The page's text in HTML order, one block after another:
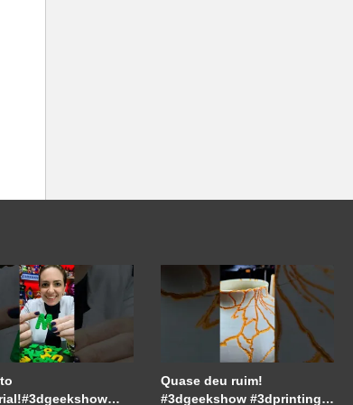
Quase deu ruim!
#3dgeekshow #3dprinting